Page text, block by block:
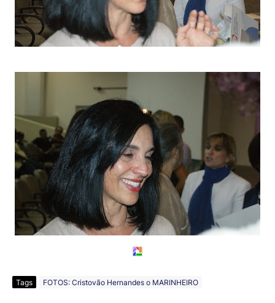
Tags FOTOS: Cristovão Hernandes o MARINHEIRO